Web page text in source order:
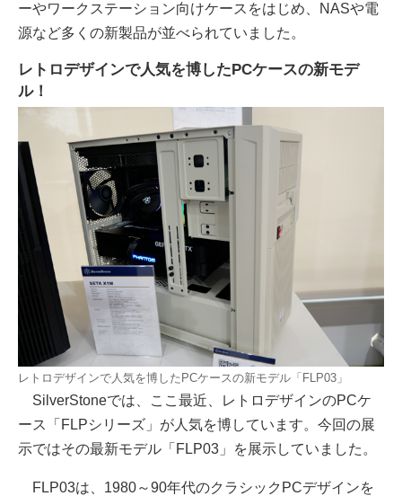
ーやワークステーション向けケースをはじめ、NASや電
源など多くの新製品が並べられていました。
レトロデザインで人気を博したPCケースの新モデ
ル！
レトロデザインで人気を博したPCケースの新モデル「FLP03」
SilverStoneでは、ここ最近、レトロデザインのPCケ
ース「FLPシリーズ」が人気を博しています。今回の展
示ではその最新モデル「FLP03」を展示していました。
FLP03は、1980～90年代のクラシックPCデザインを